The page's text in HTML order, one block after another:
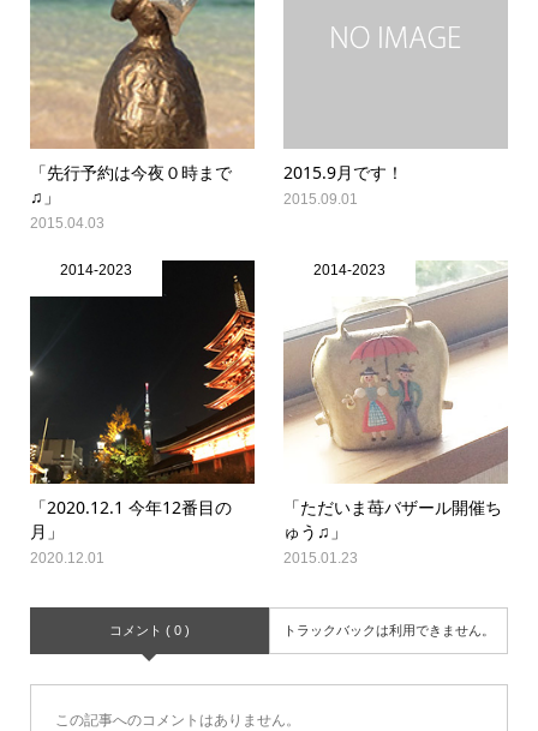
「先行予約は今夜０時まで
♫」
2015.04.03
2015.9月です！
2015.09.01
2014-2023
「2020.12.1 今年12番目の
月」
2020.12.01
2014-2023
「ただいま苺バザール開催ち
ゅう♫」
2015.01.23
コメント ( 0 ) トラックバックは利用できません。
この記事へのコメントはありません。